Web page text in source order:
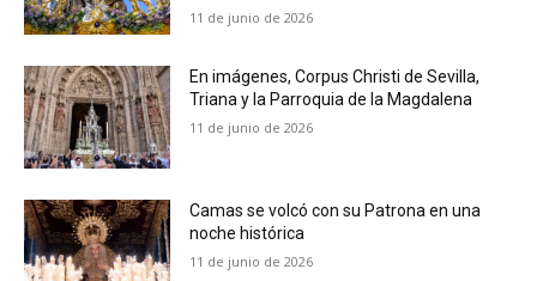
11 de junio de 2026
En imágenes, Corpus Christi de Sevilla,
Triana y la Parroquia de la Magdalena
11 de junio de 2026
Camas se volcó con su Patrona en una
noche histórica
11 de junio de 2026